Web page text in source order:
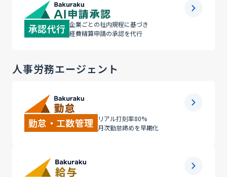
承認代行 企業ごとの社内規程に基づき
経費精算申請の承認を代行
人事労務エージェント
勤怠・工数管理
リアル打刻率80%
月次勤怠締めを早期化